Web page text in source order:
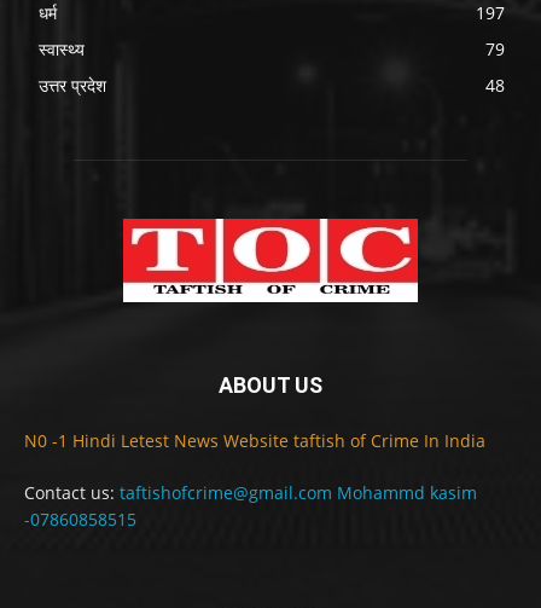
धर्म
197
स्वास्थ्य
79
उत्तर प्रदेश
48
ABOUT US
N0 -1 Hindi Letest News Website taftish of Crime In India
Contact us: taftishofcrime@gmail.com Mohammd kasim
-07860858515